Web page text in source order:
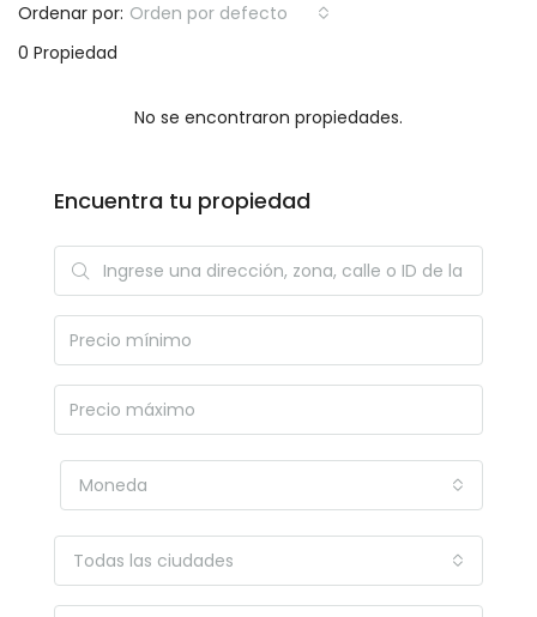
0 Propiedad
Ordenar por: Orden por defecto
No se encontraron propiedades.
Encuentra tu propiedad
Moneda
Todas las ciudades